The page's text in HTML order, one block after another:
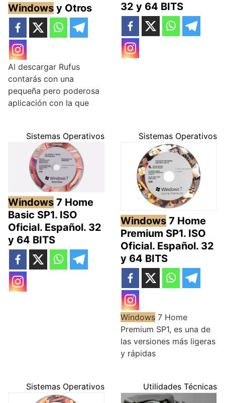
Windows y Otros
Al descargar Rufus
contarás con una
pequeña pero poderosa
aplicación con la que
32 y 64 BITS
Sistemas Operativos
Windows 7 Home
Basic SP1. ISO
Oficial. Español. 32
y 64 BITS
Sistemas Operativos
Windows 7 Home
Premium SP1. ISO
Oficial. Español. 32
y 64 BITS
Windows 7 Home
Premium SP1, es una de
las versiones más ligeras
y rápidas
Sistemas Operativos Utilidades Técnicas